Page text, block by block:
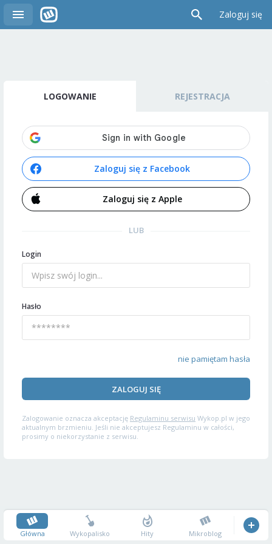
Zaloguj się
LOGOWANIE REJESTRACJA
Zaloguj się z Facebook
Zaloguj się z Apple
LUB
Login
Hasło
nie pamiętam hasła
ZALOGUJ SIĘ
Zalogowanie oznacza akceptację Regulaminu serwisu Wykop.pl w jego
aktualnym brzmieniu. Jeśli nie akceptujesz Regulaminu w całości,
prosimy o niekorzystanie z serwisu.
Główna Wykopalisko Hity Mikroblog